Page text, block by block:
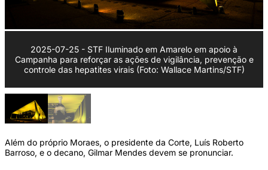
2025-07-25 - STF Iluminado em Amarelo em apoio à
Campanha para reforçar as ações de vigilância, prevenção e
controle das hepatites virais (Foto: Wallace Martins/STF)
Além do próprio Moraes, o presidente da Corte, Luís Roberto
Barroso, e o decano, Gilmar Mendes devem se pronunciar.